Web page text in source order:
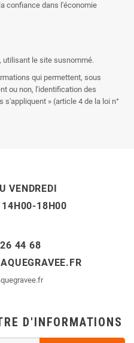
confiance dans l'économie
utilisant le site susnommé.
qui permettent, sous
ou non, l'identification des
» (article 4 de la loi n°
VENDREDI
18H00
44 68
D'INFORMATIONS